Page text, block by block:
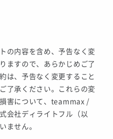
の内容を含め、予告なく変
ますので、あらかじめご了
は、予告なく変更すること
了承ください。これらの変
害について、teammax /
会社ディライトフル（以
ません。